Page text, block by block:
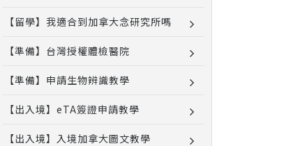
【留學】我適合到加拿大念研究所嗎
【準備】台灣授權體檢醫院
【準備】申請生物辨識教學
【出入境】eTA簽證申請教學
【出入境】入境加拿大圖文教學